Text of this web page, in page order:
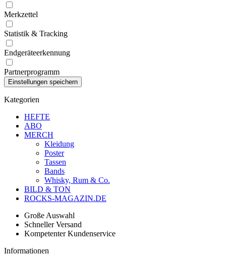
Merkzettel
Statistik & Tracking
Endgeräteerkennung
Partnerprogramm
Kategorien
HEFTE
ABO
MERCH
Kleidung
Poster
Tassen
Bands
Whisky, Rum & Co.
BILD & TON
ROCKS-MAGAZIN.DE
Große Auswahl
Schneller Versand
Kompetenter Kundenservice
Informationen